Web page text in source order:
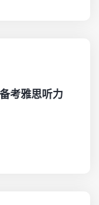
考雅思听力